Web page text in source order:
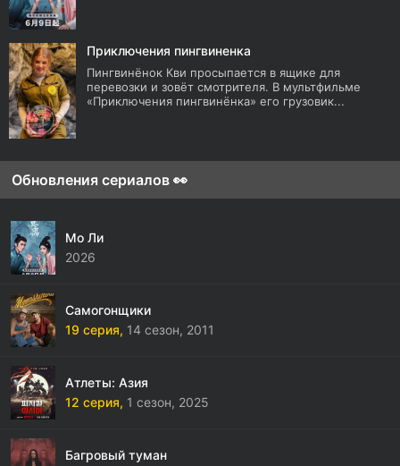
Приключения пингвиненка
Пингвинёнок Кви просыпается в ящике для
перевозки и зовёт смотрителя. В мультфильме
«Приключения пингвинёнка» его грузовик...
Обновления сериалов 👀
Мо Ли
2026
Самогонщики
19 серия, 14 сезон, 2011
Атлеты: Азия
12 серия, 1 сезон, 2025
Багровый туман